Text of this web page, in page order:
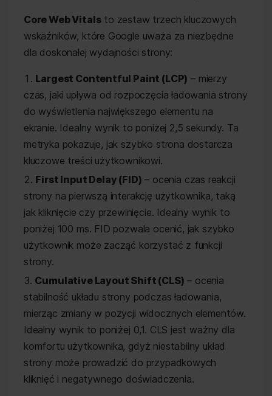
Core Web Vitalsto zestaw trzech kluczowych
wskaźników, które Google uważa za niezbędne
dla doskonałej wydajności strony:
Largest Contentful Paint (LCP) – mierzy
czas, jaki upływa od rozpoczęcia ładowania strony
do wyświetlenia największego elementu na
ekranie. Idealny wynik to poniżej 2,5 sekundy. Ta
metryka pokazuje, jak szybko strona dostarcza
kluczowe treści użytkownikowi.
First Input Delay (FID) – ocenia czas reakcji
strony na pierwszą interakcję użytkownika, taką
jak kliknięcie czy przewinięcie. Idealny wynik to
poniżej 100 ms. FID pozwala ocenić, jak szybko
użytkownik może zacząć korzystać z funkcji
strony.
Cumulative Layout Shift (CLS) – ocenia
stabilność układu strony podczas ładowania,
mierząc zmiany w pozycji widocznych elementów.
Idealny wynik to poniżej 0,1. CLS jest ważny dla
komfortu użytkownika, gdyż niestabilny układ
strony może prowadzić do przypadkowych
kliknięć i negatywnego doświadczenia.